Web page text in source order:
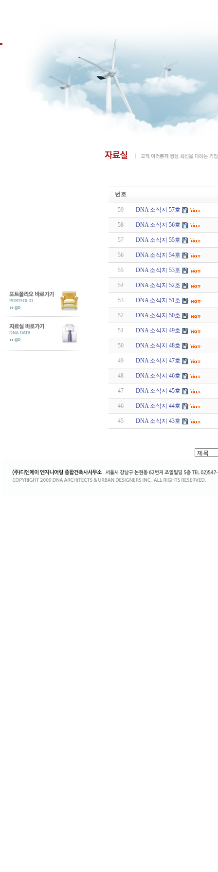
번호
59 DNA 소식지 57호
58 DNA 소식지 56호
57 DNA 소식지 55호
56 DNA 소식지 54호
55 DNA 소식지 53호
54 DNA 소식지 52호
53 DNA 소식지 51호
52 DNA 소식지 50호
51 DNA 소식지 49호
50 DNA 소식지 48호
49 DNA 소식지 47호
48 DNA 소식지 46호
47 DNA 소식지 45호
46 DNA 소식지 44호
45 DNA 소식지 43호